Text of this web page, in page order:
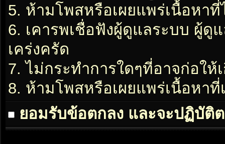
5. ห้ามโพสหรือเผยแพร่เนื้อหา
6. เคารพเชื่อฟังผู้ดูแลระบบ ผู้ดู
เคร่งครัด
7. ไม่กระทำการใดๆที่อาจก่อให้
8. ห้ามโพสหรือเผยแพร่เนื้อหา
ยอมรับข้อตกลง และจะปฏิบัติ